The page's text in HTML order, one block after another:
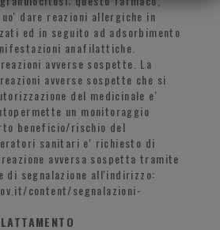
dare reazioni allergiche in
ed in seguito ad adsorbimento
anafilattiche.
avverse sospette. La
avverse sospette che si
del medicinale e'
un monitoraggio
beneficio/rischio del
sanitari e' richiesto di
avversa sospetta tramite
di segnalazione all'indirizzo:
content/segnalazioni-